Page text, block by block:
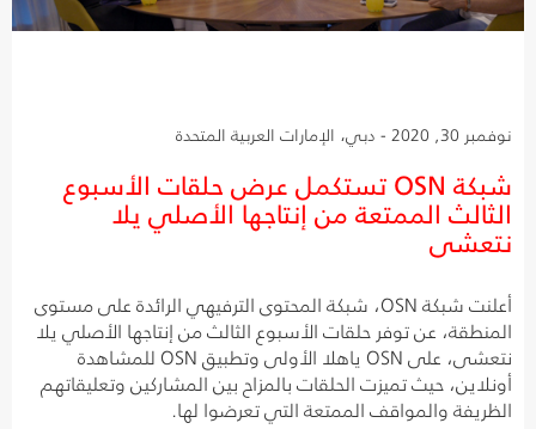
نوفمبر 30, 2020 - دبي، الإمارات العربية المتحدة
شبكة OSN تستكمل عرض حلقات الأسبوع
الثالث الممتعة من إنتاجها الأصلي يلا
نتعشى
أعلنت شبكة OSN، شبكة المحتوى الترفيهي الرائدة على مستوى
المنطقة، عن توفر حلقات الأسبوع الثالث من إنتاجها الأصلي يلا
نتعشى، على OSN ياهلا الأولى وتطبيق OSN للمشاهدة
أونلاين، حيث تميزت الحلقات بالمزاح بين المشاركين وتعليقاتهم
الظريفة والمواقف الممتعة التي تعرضوا لها.